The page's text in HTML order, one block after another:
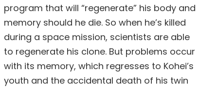
program that will “regenerate” his body and
memory should he die. So when he’s killed
during a space mission, scientists are able
to regenerate his clone. But problems occur
with its memory, which regresses to Kohei’s
youth and the accidental death of his twin